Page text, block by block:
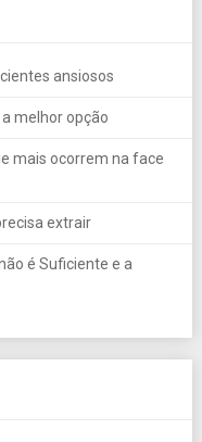
ansiosos
melhor opção
mais ocorrem na face
extrair
é Suficiente e a